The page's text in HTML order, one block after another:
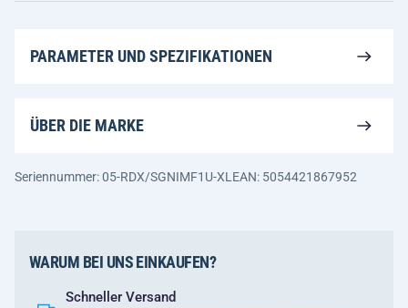
PARAMETER UND SPEZIFIKATIONEN
ÜBER DIE MARKE
Seriennummer: 05-RDX/SGNIMF1U-XL EAN: 5054421867952
WARUM BEI UNS EINKAUFEN?
Schneller Versand